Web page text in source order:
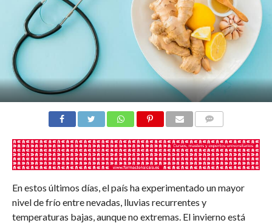
En estos últimos días, el país ha experimentado un mayor
nivel de frío entre nevadas, lluvias recurrentes y
temperaturas bajas, aunque no extremas. El invierno está